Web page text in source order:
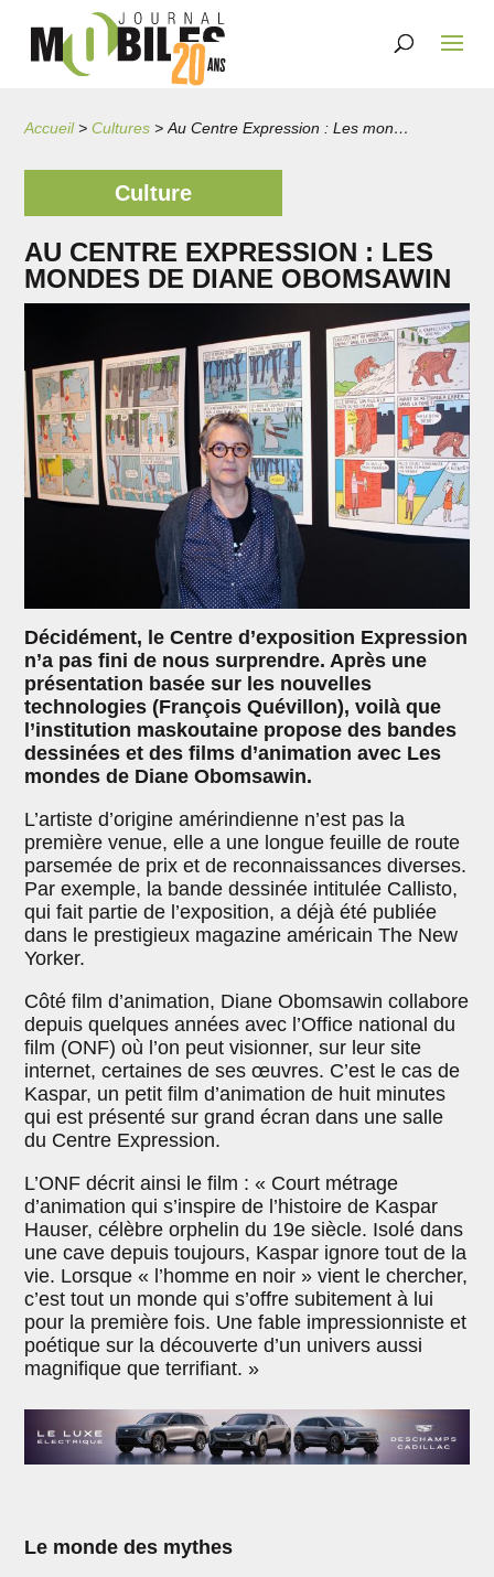
Accueil>Cultures > Au Centre Expression : Les mondes de Diane Obomsawin
Culture
AU CENTRE EXPRESSION : LES
MONDES DE DIANE OBOMSAWIN
Décidément, le Centre d’exposition Expression
n’a pas fini de nous surprendre. Après une
présentation basée sur les nouvelles
technologies (François Quévillon), voilà que
l’institution maskoutaine propose des bandes
dessinées et des films d’animation avec Les
mondes de Diane Obomsawin.
L’artiste d’origine amérindienne n’est pas la
première venue, elle a une longue feuille de route
parsemée de prix et de reconnaissances diverses.
Par exemple, la bande dessinée intitulée Callisto,
qui fait partie de l’exposition, a déjà été publiée
dans le prestigieux magazine américain The New
Yorker.
Côté film d’animation, Diane Obomsawin collabore
depuis quelques années avec l’Office national du
film (ONF) où l’on peut visionner, sur leur site
internet, certaines de ses œuvres. C’est le cas de
Kaspar, un petit film d’animation de huit minutes
qui est présenté sur grand écran dans une salle
du Centre Expression.
L’ONF décrit ainsi le film : « Court métrage
d’animation qui s’inspire de l’histoire de Kaspar
Hauser, célèbre orphelin du 19e siècle. Isolé dans
une cave depuis toujours, Kaspar ignore tout de la
vie. Lorsque « l’homme en noir » vient le chercher,
c’est tout un monde qui s’offre subitement à lui
pour la première fois. Une fable impressionniste et
poétique sur la découverte d’un univers aussi
magnifique que terrifiant. »
Le monde des mythes